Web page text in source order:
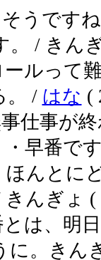
うです
/ きん
ルって
。 / はな (
仕事が
・早番で
ほんとに
んぎょ (
は、明
に。きん